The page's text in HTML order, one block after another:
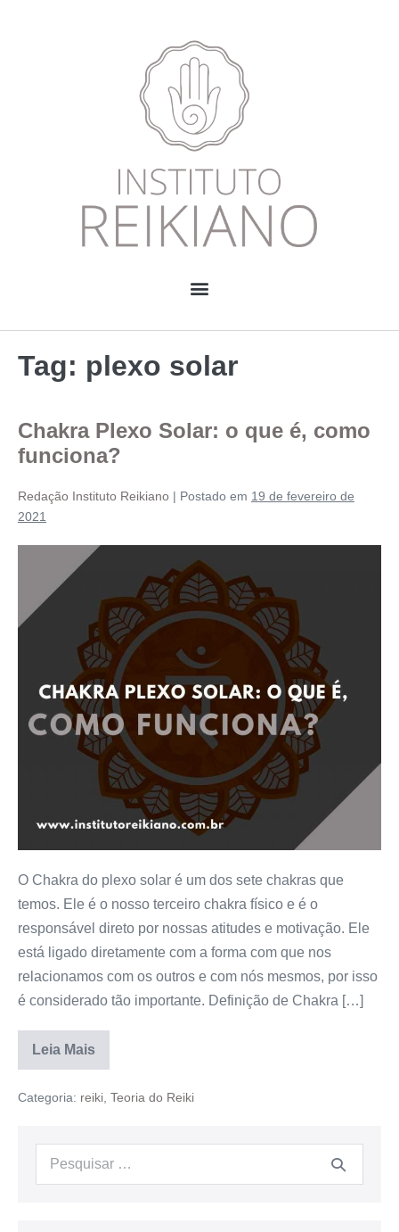
Tag: plexo solar
Chakra Plexo Solar: o que é, como
funciona?
Redação Instituto Reikiano | Postado em 19 de fevereiro de
2021
O Chakra do plexo solar é um dos sete chakras que
temos. Ele é o nosso terceiro chakra físico e é o
responsável direto por nossas atitudes e motivação. Ele
está ligado diretamente com a forma com que nos
relacionamos com os outros e com nós mesmos, por isso
é considerado tão importante. Definição de Chakra […]
Leia Mais
Categoria: reiki Teoria do Reiki